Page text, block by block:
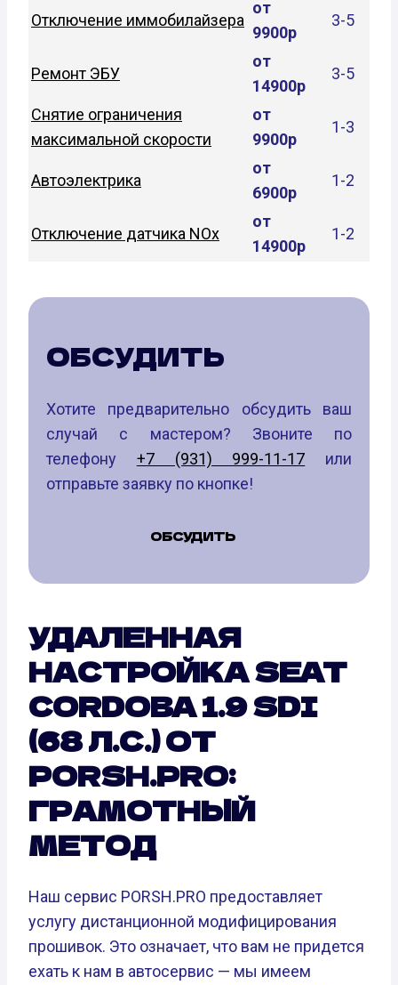
Отключение иммобилайзера
от
9900р
3-5
Ремонт ЭБУ
от
14900р
3-5
Снятие ограничения
максимальной скорости
от
9900р
1-3
Автоэлектрика
от
6900р
1-2
Отключение датчика NOx
от
14900р
1-2
ОБСУДИТЬ
Хотите предварительно обсудить ваш
случай с мастером? Звоните по
телефону +7 (931) 999-11-17 или
отправьте заявку по кнопке!
ОБСУДИТЬ
УДАЛЕННАЯ
НАСТРОЙКА SEAT
CORDOBA 1.9 SDI
(68 Л.С.) ОТ
PORSH.PRO:
ГРАМОТНЫЙ
МЕТОД
Наш сервис PORSH.PRO предоставляет
услугу дистанционной модифицирования
прошивок. Это означает, что вам не придется
ехать к нам в автосервис — мы имеем